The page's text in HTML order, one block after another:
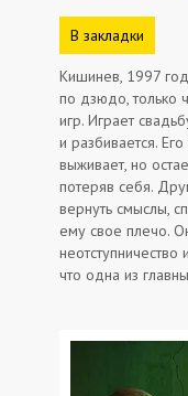
В закладки
Кишинев, 1997
по дзюдо, только
игр. Играет
и разбивается.
выживает, но
потеряв себя.
вернуть смыслы,
ему свое плечо.
что одна из